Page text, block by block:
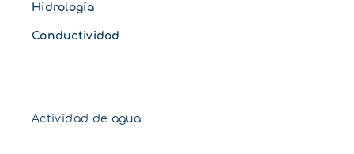
Hidrología
Conductividad
Actividad de agua